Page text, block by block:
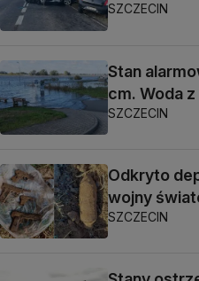
SZCZECIN
Stan
cm. Woda
SZCZECIN
Odkryto
wojny
SZCZECIN